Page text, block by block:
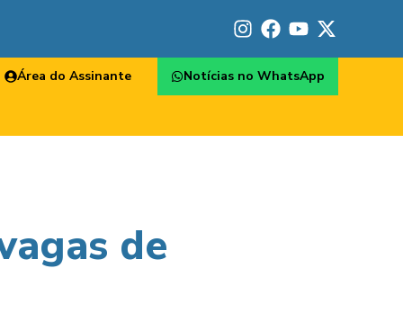
Área do Assinante Notícias no WhatsApp
de